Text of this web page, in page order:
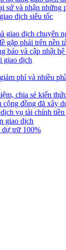
sứ và nhận những
dịch siêu tốc
giao dịch chuyên
gặp phải trên nền
báo và cập nhật
giao dịch
phí và nhiều
chia sẻ kiến
đồng đã xây
vụ tài chính
giao dịch
dự trữ 100%